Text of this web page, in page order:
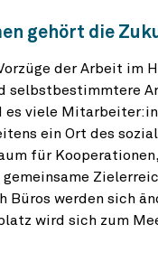
gehört die
der Arbeit im
selbstbestimmtere
es viele
ein Ort des
für
werden sich
wird sich zum